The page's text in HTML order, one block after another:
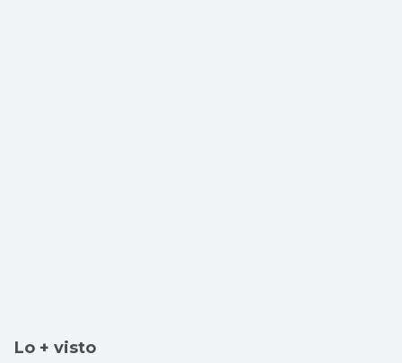
Lo + visto